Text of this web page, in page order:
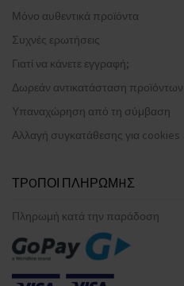
Μόνο αυθεντικά προϊόντα
Συχνές ερωτήσεις
Γιατί να κάνετε εγγραφή;
Δωρεάν αντικατάσταση
Υπαναχώρηση από τη σύμβαση
Αλλαγή συγκατάθεσης για cookies
ΤΡOΠΟΙ ΠΛΗΡΩΜHΣ
Πληρωμή κατά την παράδοση